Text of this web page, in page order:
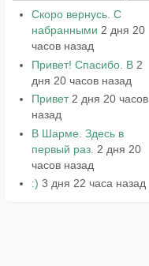
Скоро вернусь. С
набранными 2 дня 20
часов назад
Привет! Спасибо. В 2
дня 20 часов назад
Привет 2 дня 20 часов
назад
В Шарме. Здесь в
первый раз. 2 дня 20
часов назад
:) 3 дня 22 часа назад